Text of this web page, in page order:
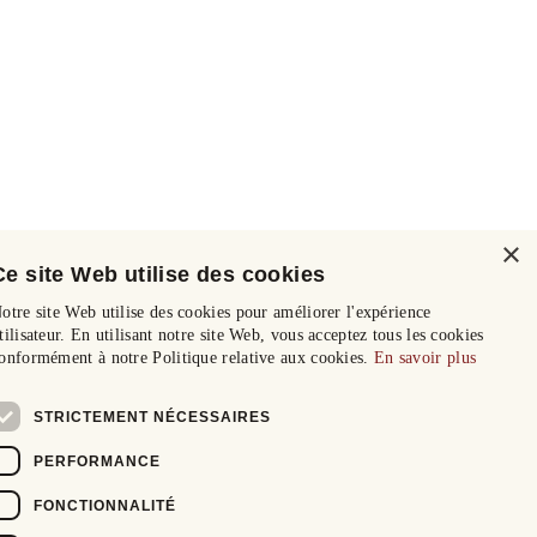
×
site Web utilise des cookies
site Web utilise des cookies pour améliorer l'expérience
En utilisant notre site Web, vous acceptez tous les cookies
à notre Politique relative aux cookies. En savoir plus
STRICTEMENT NÉCESSAIRES
PERFORMANCE
FONCTIONNALITÉ